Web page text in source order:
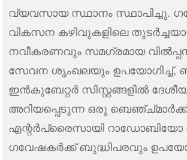
വ്യവസായ സ്ഥാനം സ്ഥാപിച്ചു.
വികസന കഴിവുകളിലെ
നവീകരണവും സമഗ്രമായ
സേവന ശൃംഖലയും ഉപയോഗിച്ച്,
ഇൻകുബേറ്റർ സിസ്റ്റങ്ങളിൽ
അറിയപ്പെടുന്ന ഒരു
എന്റർപ്രൈസായി റാഡോബിയോ
ഗവേഷകർക്ക് ബുദ്ധിപരവും